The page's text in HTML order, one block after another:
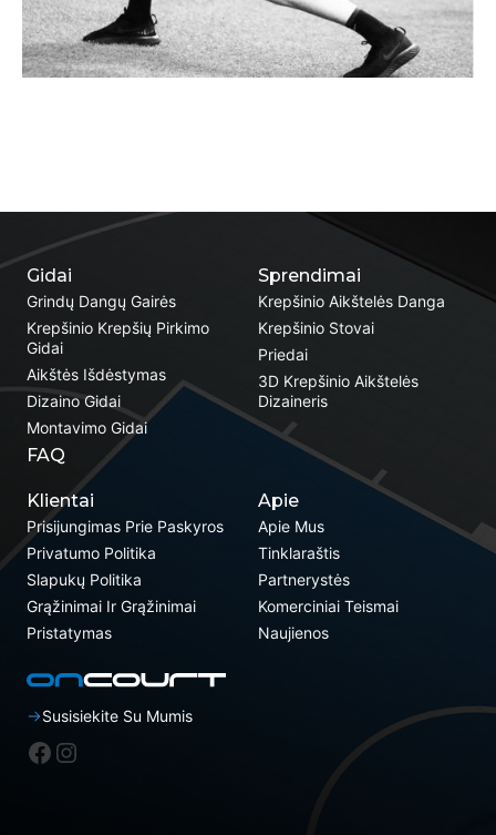
Sprendimai
Krepšinio Aikštelės Danga
Krepšinio Stovai
Priedai
3D Krepšinio Aikštelės
Dizaineris
Gidai
Grindų Dangų Gairės
Krepšinio Krepšių Pirkimo
Gidai
Aikštės Išdėstymas
Dizaino Gidai
Montavimo Gidai
FAQ
Klientai
Prisijungimas Prie Paskyros
Privatumo Politika
Slapukų Politika
Grąžinimai Ir Grąžinimai
Pristatymas
Apie
Apie Mus
Tinklaraštis
Partnerystės
Komerciniai Teismai
Naujienos
Susisiekite Su Mumis
„Facebook“
Instagram